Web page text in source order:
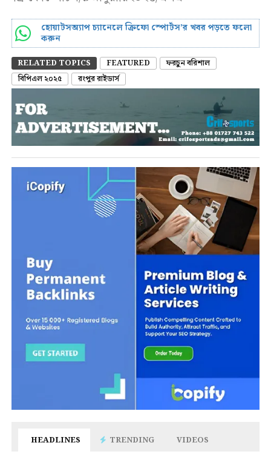
হোয়াটসঅ্যাপ চ্যানেলে ক্রিফো স্পোর্টস’র খবর পড়তে ফলো
করুন
RELATED TOPICS FEATURED
ফরচুন বরিশাল
বিপিএল ২০২৫
রংপুর রাইডার্স
HEADLINES TRENDING VIDEOS